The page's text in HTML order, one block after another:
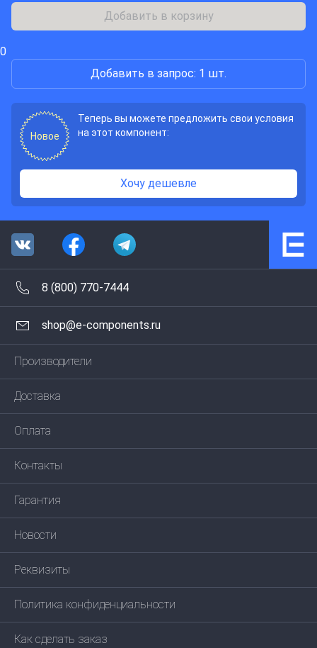
Добавить в корзину
0
Добавить в запрос: 1 шт.
Новое
Теперь вы можете предложить свои условия
на этот компонент:
Хочу дешевле
8 (800) 770-7444
shop@e-components.ru
Производители
Доставка
Оплата
Контакты
Гарантия
Новости
Реквизиты
Политика конфиденциальности
Как сделать заказ